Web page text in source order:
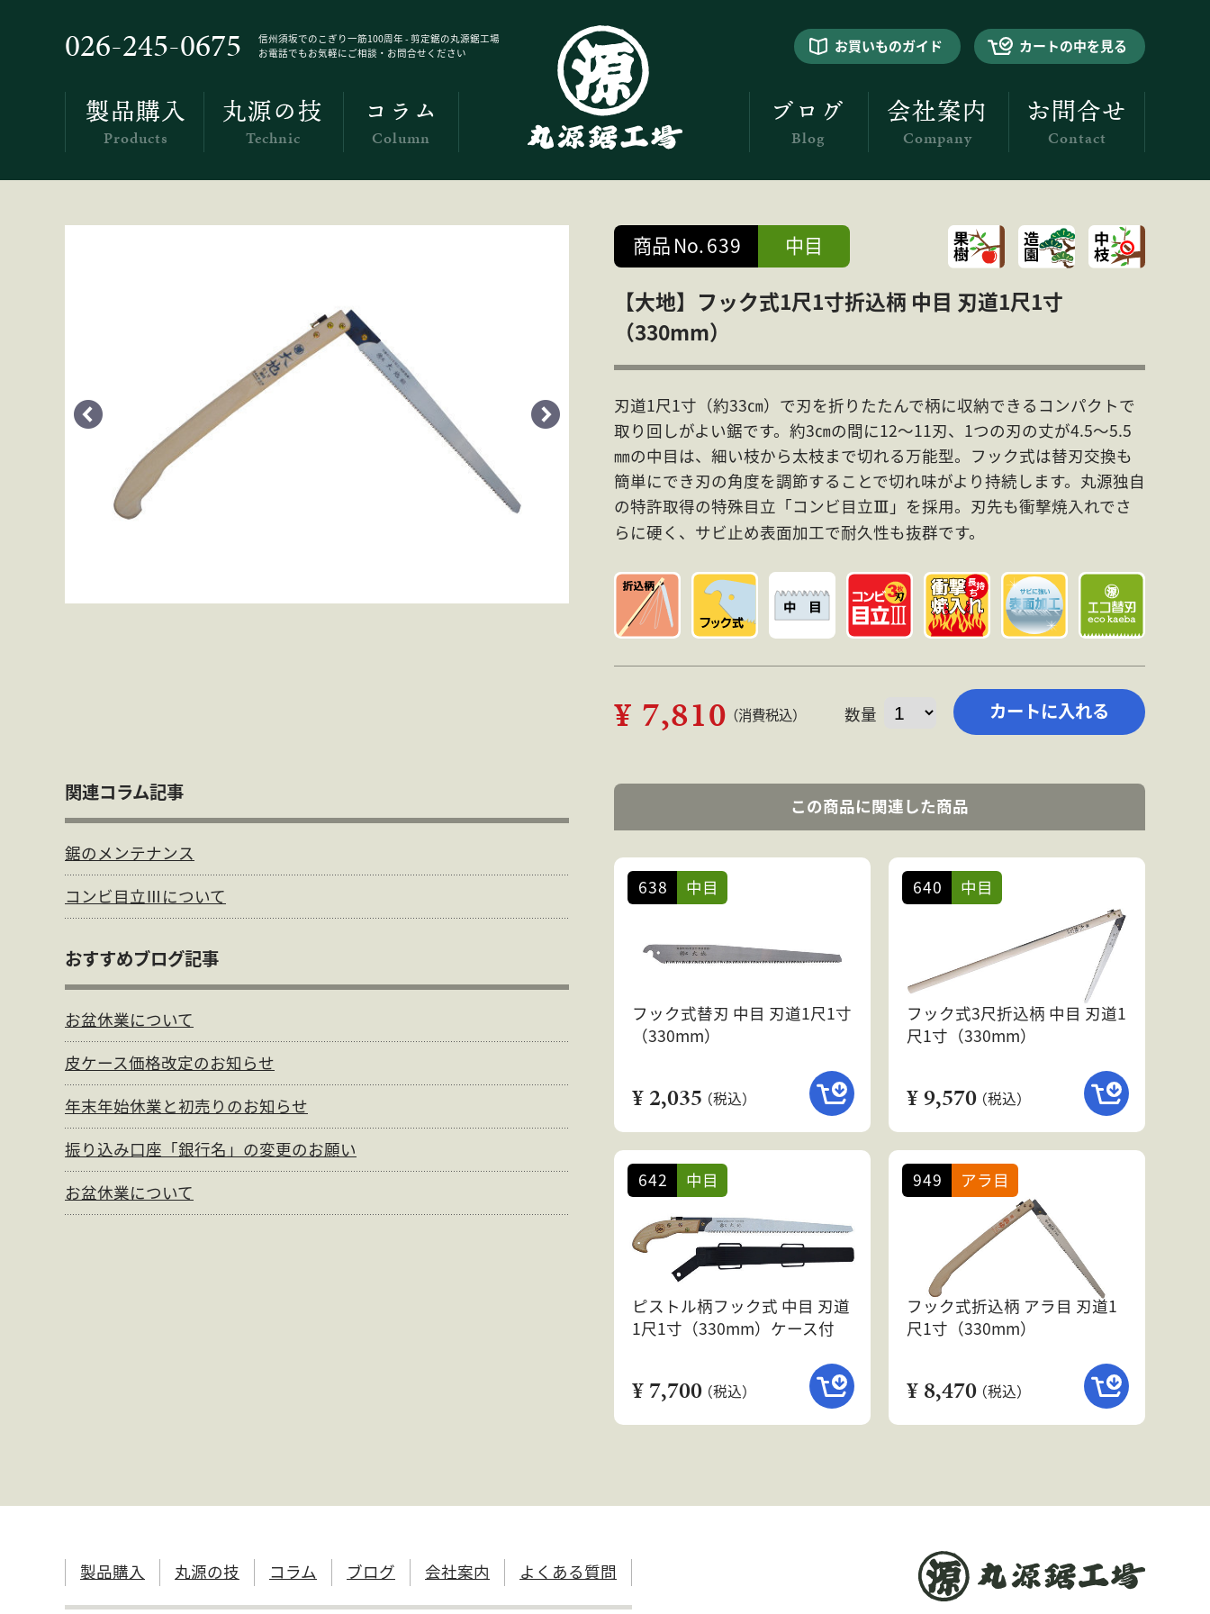
信州須坂でのこぎり一筋100周年 - 剪定鋸の丸源鋸工場
製品購入
Products
丸源の技
Technic
コラム
Column
ブログ
Blog
会社案内
Company
お問合せ
Contact
お買いものガイド カートの中を見る
026-245-0675 お電話でもお気軽にご相談・お問合せください
商品 No.639 中目
【大地】フック式1尺1寸折込柄 中目 刃道1尺1寸
（330mm）
刃道1尺1寸（約33㎝）で刃を折りたたんで柄に収納できるコンパクトで
取り回しがよい鋸です。約3㎝の間に12～11刃、1つの刃の丈が4.5～5.5
㎜の中目は、細い枝から太枝まで切れる万能型。フック式は替刃交換も
簡単にでき刃の角度を調節することで切れ味がより持続します。丸源独自
の特許取得の特殊目立「コンビ目立Ⅲ 」を採用。刃先も衝撃焼入れでさ
らに硬く、サビ止め表面加工で耐久性も抜群です。
¥ 7,810（消費税込） 数量
この商品に関連した商品
フック式替刃 中目 刃道1尺1寸
（330mm）
¥ 2,035（税込）
638 中目
フック式3尺折込柄 中目 刃道1
尺1寸（330mm）
¥ 9,570（税込）
640 中目
ピストル柄フック式 中目 刃道
1尺1寸（330mm）ケース付
¥ 7,700（税込）
642 中目
フック式折込柄 アラ目 刃道1
尺1寸（330mm）
¥ 8,470（税込）
949 アラ目
関連コラム記事
鋸のメンテナンス
コンビ目立Ⅲについて
おすすめブログ記事
お盆休業について
皮ケース価格改定のお知らせ
年末年始休業と初売りのお知らせ
振り込み口座「銀行名」の変更のお願い
お盆休業について
製品購入 丸源の技 コラム ブログ 会社案内 よくある質問
よくある質問
個人情報保護方針